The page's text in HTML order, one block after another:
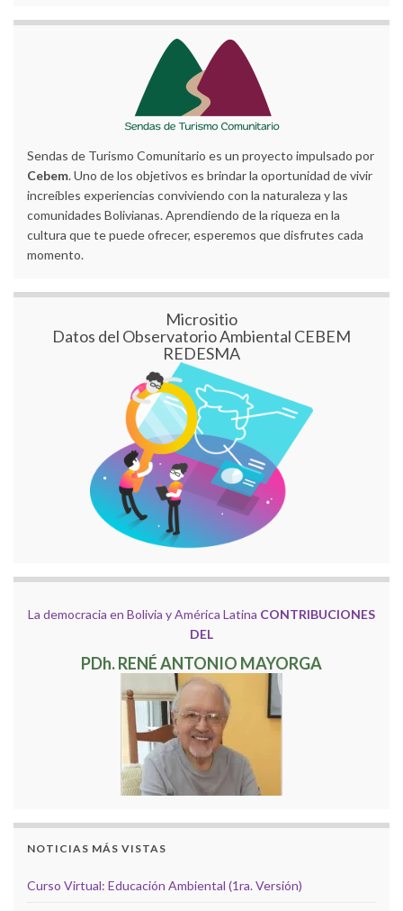
Sendas de Turismo Comunitario es un proyecto impulsado por
Cebem. Uno de los objetivos es brindar la oportunidad de vivir
increíbles experiencias conviviendo con la naturaleza y las
comunidades Bolivianas. Aprendiendo de la riqueza en la
cultura que te puede ofrecer, esperemos que disfrutes cada
momento.
Micrositio
Datos del Observatorio Ambiental CEBEM
REDESMA
La democracia en Bolivia y América Latina CONTRIBUCIONES
DEL
PDh. RENÉ ANTONIO MAYORGA
NOTICIAS MÁS VISTAS
Curso Virtual: Educación Ambiental (1ra. Versión)